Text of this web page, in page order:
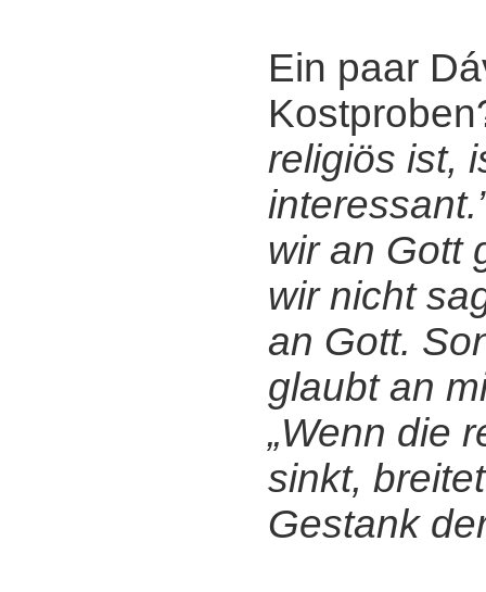
Ein paar
religiös ist,
wir an Gott
wir nicht
an Gott.
glaubt an
„Wenn die
sinkt,
Gestank